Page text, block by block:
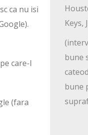
ca nu isi
care-l
(fara
Keys,
bune
bune